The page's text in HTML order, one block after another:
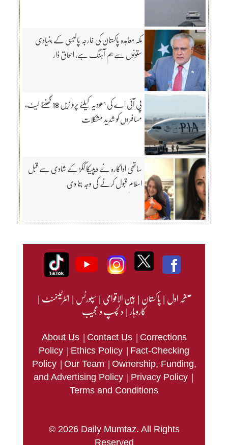
مکہ معاہدہ پاکستان کی خارجہ پالیسی کے بنیادی
ستونوں سے ہم آہنگ ہے، اسحاق ڈار
پی آئی اے کی سعودیہ کیلئے پروازیں 18 گھنٹے لیٹ،
مسافروں کو شدید مشکلات
ساتھی اداکارہ نے دیپیکا ککڑ کے شادی سے قبل
اسلام قبول کرنے کی وجہ بتا دی
صفحہ اول|پاکستان|بین الاقوامی|سپورٹس|انٹرٹینمنٹ|
کاروبار|دلچسپ و عجیب
About Us | Contact Us | Corrections
Policy | Ethics Policy | Fact-Checking
Policy | Our Team | Ownership, Funding,
and Advertising Policy | Privacy Policy |
Terms and Conditions
© 2026 Daily Mumtaz. All Rights
Reserved